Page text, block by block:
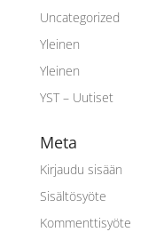
Uncategorized
Yleinen
Yleinen
YST – Uutiset
Meta
Kirjaudu sisään
Sisältösyöte
Kommenttisyöte